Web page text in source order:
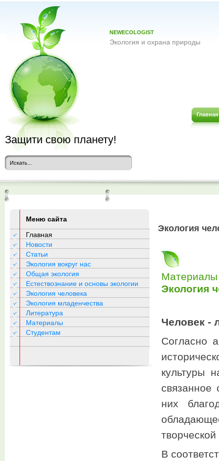
NEWECOLOGIST
Экология и охрана природы
Главная
Защити свою планету!
Меню сайта
Главная
Новости
Статьи
Экология вокруг нас
Общая экология
Естествознание и основы экологии
Экология человека
Экология младенчества
Литература
Материалы
Студентам
Экология
Материалы
Экология
Человек -
Согласно
культуры
них
В